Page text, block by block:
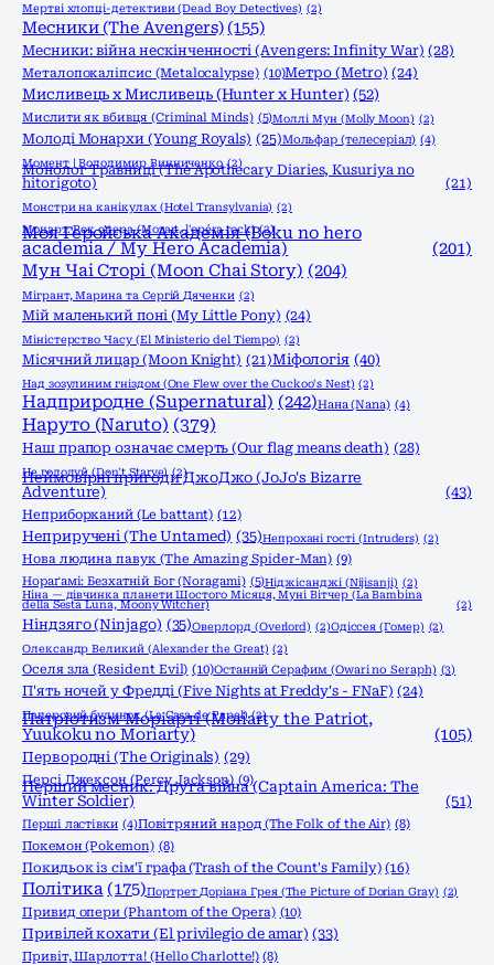
Мертві хлопці-детективи (Dead Boy Detectives) (2)
Месники (The Avengers) (155)
Месники: війна нескінченності (Avengers: Infinity War) (28)
Металопокаліпсис (Metalocalypse) (10)Метро (Metro) (24)
Мисливець х Мисливець (Hunter x Hunter) (52)
Мислити як вбивця (Criminal Minds) (5)Моллі Мун (Molly Moon) (2)
Молоді Монархи (Young Royals) (25)Мольфар (телесеріал) (4)
Момент | Володимир Винниченко (2)
Монолог Травниці (The Apothecary Diaries, Kusuriya no
hitorigoto)
(21)
Монстри на канікулах (Hotel Transylvania) (2)
Моцарт. Рок опера (Mozart, l'opéra rock) (2)
Моя Геройська Академія (Boku no hero
academia / My Hero Academia)
(201)
Мун Чаі Сторі (Moon Chai Story) (204)
Мігрант, Марина та Сергій Дяченки (2)
Мій маленький поні (My Little Pony) (24)
Міністерство Часу (El Ministerio del Tiempo) (2)
Місячний лицар (Moon Knight) (21)Міфологія (40)
Над зозулиним гніздом (One Flew over the Cuckoo's Nest) (2)
Надприродне (Supernatural) (242)Нана (Nana) (4)
Наруто (Naruto) (379)
Наш прапор означає смерть (Our flag means death) (28)
Не голодуй (Don't Starve) (2)
Неймовірні пригоди ДжоДжо (JoJo's Bizarre
Adventure)
(43)
Неприборканий (Le battant) (12)
Неприручені (The Untamed) (35)Непрохані гості (Intruders) (2)
Нова людина павук (The Amazing Spider-Man) (9)
Нораґамі: Безхатній Бог (Noragami) (5)Ніджісанджі (Nijisanji) (2)
Ніна — дівчинка планети Шостого Місяця, Муні Вітчер (La Bambina
della Sesta Luna, Moony Witcher)
(2)
Ніндзяго (Ninjago) (35)Оверлорд (Overlord) (2)Одіссея (Гомер) (2)
Олександр Великий (Alexander the Great) (2)
Оселя зла (Resident Evil) (10)Останній Серафим (Owari no Seraph) (3)
П'ять ночей у Фредді (Five Nights at Freddy's - FNaF) (24)
Паперовий будинок (La Casa de Papel) (2)
Патріотизм Моріарті (Moriarty the Patriot,
Yuukoku no Moriarty)
(105)
Первородні (The Originals) (29)
Персі Джексон (Percy Jackson) (9)
Перший месник: Друга війна (Captain America: The
Winter Soldier)
(51)
Перші ластівки (4)Повітряний народ (The Folk of the Air) (8)
Покемон (Pokemon) (8)
Покидьок із сім'ї графа (Trash of the Count's Family) (16)
Політика (175)Портрет Доріана Грея (The Picture of Dorian Gray) (2)
Привид опери (Phantom of the Opera) (10)
Привілей кохати (El privilegio de amar) (33)
Привіт, Шарлотта! (Hello Charlotte!) (8)